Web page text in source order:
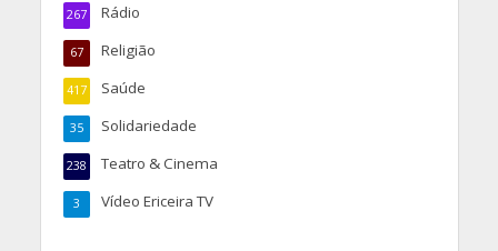
Rádio
267
Religião
67
Saúde
417
Solidariedade
35
Teatro & Cinema
238
Vídeo Ericeira TV
3